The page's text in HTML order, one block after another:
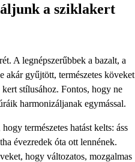
a sziklakert
A legnépszerűbbek a bazalt, a
akár gyűjtött, természetes köveket
stílusához. Fontos, hogy ne
harmonizáljanak egymással.
természetes hatást kelts: áss
évezredek óta ott lennének.
hogy változatos, mozgalmas